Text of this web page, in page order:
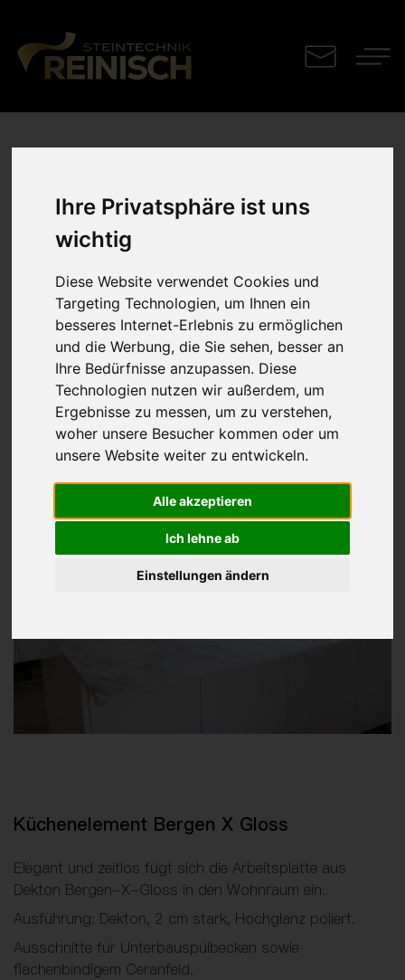
Ihre Privatsphäre ist uns
wichtig
Diese Website verwendet Cookies und
Targeting Technologien, um Ihnen ein
besseres Internet-Erlebnis zu ermöglichen
und die Werbung, die Sie sehen, besser an
Ihre Bedürfnisse anzupassen. Diese
Technologien nutzen wir außerdem, um
Ergebnisse zu messen, um zu verstehen,
woher unsere Besucher kommen oder um
unsere Website weiter zu entwickeln.
Alle akzeptieren
Ich lehne ab
Einstellungen ändern
Dekton Bergen X
Gloss
Eine Arbeitsplatte im zeitlosen Marmordekor mit allen
Vorzügen einer keramischen Dektonplatte!
Küchenelement Bergen X Gloss
Elegant und zeitlos fügt sich die Arbeitsplatte aus
Dekton Bergen-X-Gloss in den Wohnraum ein.
Ausführung: Dekton, 2 cm stark, Hochglanz poliert.
Ausschnitte für Unterbauspülbecken sowie
flächenbindigem Ceranfeld.